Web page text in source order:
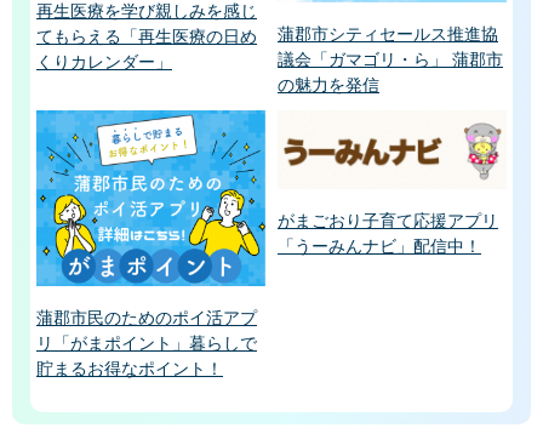
再生医療を学び親しみを感じ
てもらえる「再生医療の日め
くりカレンダー」
蒲郡市シティセールス推進協
議会「ガマゴリ・ら」 蒲郡市
の魅力を発信
蒲郡市民のためのポイ活アプ
リ「がまポイント」暮らしで
貯まるお得なポイント！
がまごおり子育て応援アプリ
「うーみんナビ」配信中！